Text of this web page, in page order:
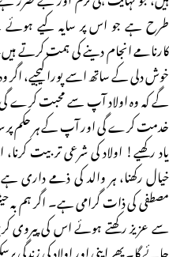
طرح ہے جو اس پر سایہ کیے
کارنامے انجام دینے کی ہمت کرتے
خوش دلی کے ساتھ اسے پورا کیجیے، اگر
گے کہ وہ اولاد آپ سے محبت کرے
خدمت کرے گی اور آپ کے ہر حکم پر
یاد رکھیے! اولاد کی شرعی تربیت
خیال رکھنا، ہر والد کی ذمے داری
مصطفی کی ذات گرامی ہے۔ اگر ہم
سے عزیز رکھتے ہوئے اس کی پیروی
جائے گا۔ پھر اپنی اور اولاد کی